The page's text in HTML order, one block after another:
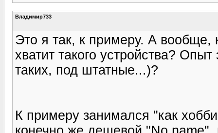
Владимир733
Это я так, к примеру. А вообще,
хватит такого устройства?
таких, под штатные...)?
К примеру занимался "как